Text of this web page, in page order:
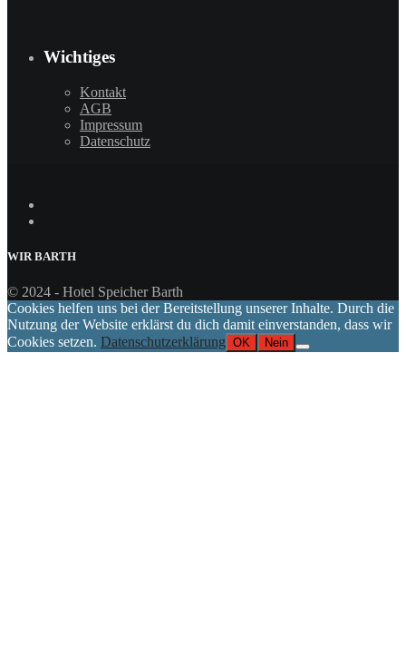
Wichtiges
Kontakt
AGB
Impressum
Datenschutz
WIR BARTH
© 2024 - Hotel Speicher Barth
Cookies helfen uns bei der Bereitstellung unserer Inhalte. Durch die
Nutzung der Website erklärst du dich damit einverstanden, dass wir
Cookies setzen. Datenschutzerklärung OK Nein